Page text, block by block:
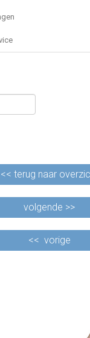
<< terug naar
volgende >>
<< vorige